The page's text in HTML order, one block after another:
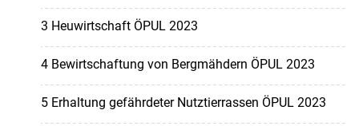
3 Heuwirtschaft ÖPUL 2023
4 Bewirtschaftung von Bergmähdern ÖPUL 2023
5 Erhaltung gefährdeter Nutztierrassen ÖPUL 2023